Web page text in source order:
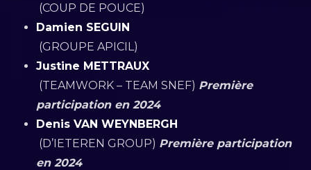
(COUP DE POUCE)
Damien SEGUIN
(GROUPE APICIL)
Justine METTRAUX
(TEAMWORK – TEAM SNEF) Première
participation en 2024
Denis VAN WEYNBERGH
(D’IETEREN GROUP) Première participation
en 2024